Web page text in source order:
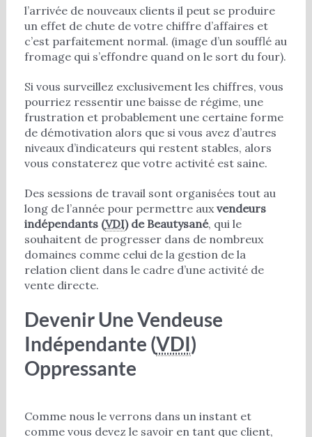
l’arrivée de nouveaux clients il peut se produire
un effet de chute de votre chiffre d’affaires et
c’est parfaitement normal. (image d’un soufflé au
fromage qui s’effondre quand on le sort du four).
Si vous surveillez exclusivement les chiffres, vous
pourriez ressentir une baisse de régime, une
frustration et probablement une certaine forme
de démotivation alors que si vous avez d’autres
niveaux d’indicateurs qui restent stables, alors
vous constaterez que votre activité est saine.
Des sessions de travail sont organisées tout au
long de l’année pour permettre aux vendeurs
indépendants (VDI) de Beautysané, qui le
souhaitent de progresser dans de nombreux
domaines comme celui de la gestion de la
relation client dans le cadre d’une activité de
vente directe.
Devenir Une Vendeuse
Indépendante (VDI)
Oppressante
Comme nous le verrons dans un instant et
comme vous devez le savoir en tant que client,